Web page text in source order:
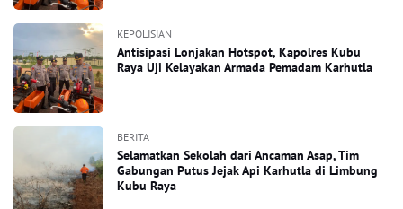
KEPOLISIAN
Antisipasi Lonjakan Hotspot, Kapolres Kubu
Raya Uji Kelayakan Armada Pemadam Karhutla
BERITA
Selamatkan Sekolah dari Ancaman Asap, Tim
Gabungan Putus Jejak Api Karhutla di Limbung
Kubu Raya